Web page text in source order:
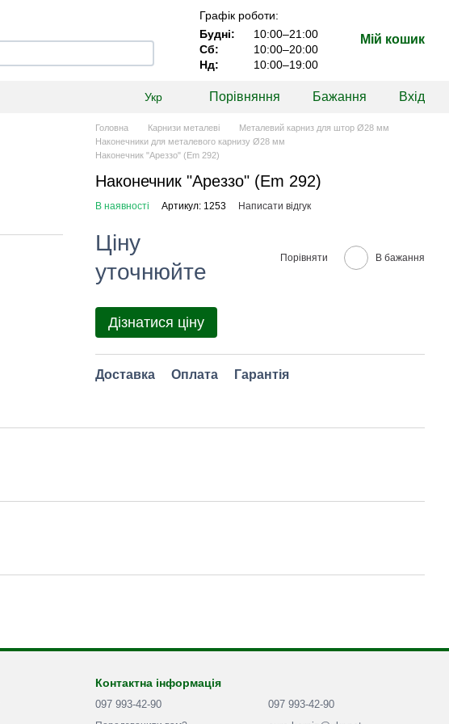
Графік роботи:
Будні:
10:00–21:00
Сб:
10:00–20:00
Нд:
10:00–19:00
Мій кошик
Укр Порівняння Бажання Вхід
Головна Карнизи металеві
Металевий карниз для штор Ø28 мм
Наконечники для металевого карнизу Ø28 мм
Наконечник "Ареззо" (Еm 292)
Наконечник "Ареззо" (Еm 292)
В наявності Артикул: 1253 Написати відгук
Ціну
уточнюйте
Порівняти В бажання
Дізнатися ціну
Доставка Оплата Гарантія
Контактна інформація
097 993-42-90
097 993-42-90